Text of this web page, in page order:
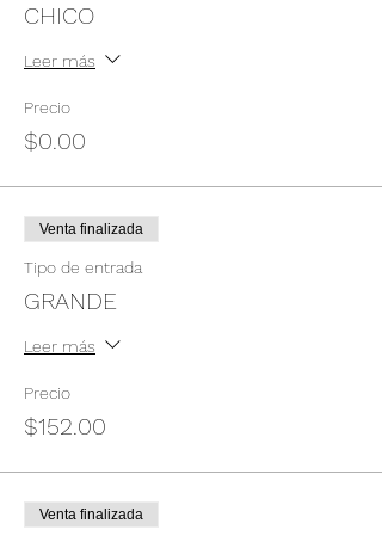
CHICO
Leer más
Precio
$0.00
Venta finalizada
Tipo de entrada
GRANDE
Leer más
Precio
$152.00
Venta finalizada